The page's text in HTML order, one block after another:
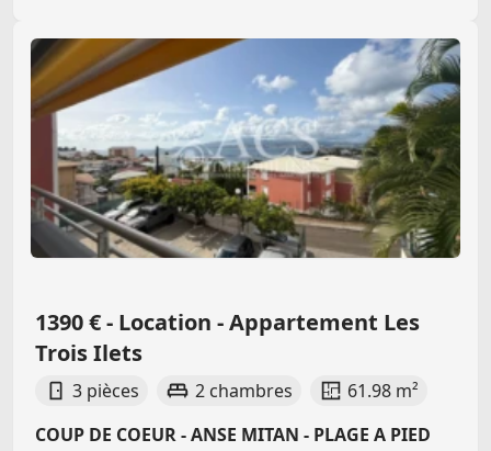
1390 € - Location - Appartement Les
Trois Ilets
3 pièces 2 chambres
61.98 m²
COUP DE COEUR - ANSE MITAN - PLAGE A PIED